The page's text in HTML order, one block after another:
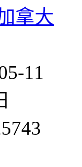
拿大
11